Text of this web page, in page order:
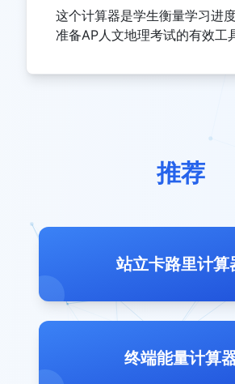
这个计算器是学生衡量学习进
准备AP人文地理考试的有效工
推荐
站立卡路里计算
终端能量计算